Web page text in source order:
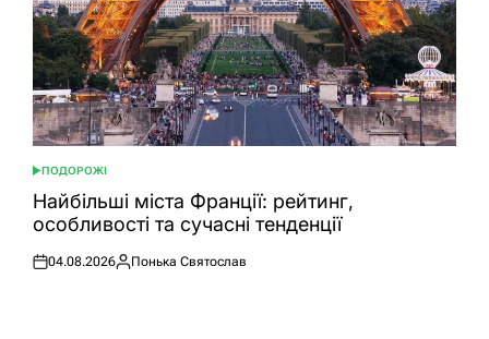
ОПУБЛІКУВАТИ
У
ПОДОРОЖІ
Найбільші міста Франції: рейтинг,
особливості та сучасні тенденції
Оприлюднено
04.08.2026
Опубліковано
Понька Святослав